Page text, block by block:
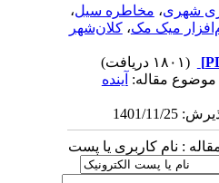
شهری، مخاطره سیل،
میک مک،کلان‌شهر
(۱۸۰۱ دریافت)
موضوع مقاله: آینده
: نام کاربری یا پست